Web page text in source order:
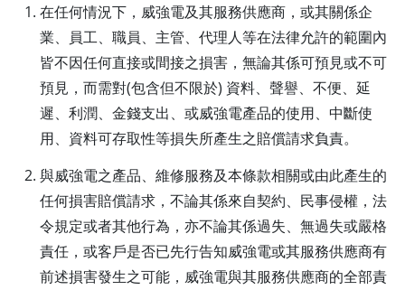
在任何情況下，威強電及其服務供應商，或其關係企
業、員工、職員、主管、代理人等在法律允許的範圍內
皆不因任何直接或間接之損害，無論其係可預見或不可
預見，而需對(包含但不限於) 資料、聲譽、不便、延
遲、利潤、金錢支出、或威強電產品的使用、中斷使
用、資料可存取性等損失所產生之賠償請求負責。
與威強電之產品、維修服務及本條款相關或由此產生的
任何損害賠償請求，不論其係來自契約、民事侵權，法
令規定或者其他行為，亦不論其係過失、無過失或嚴格
責任，或客戶是否已先行告知威強電或其服務供應商有
前述損害發生之可能，威強電與其服務供應商的全部責